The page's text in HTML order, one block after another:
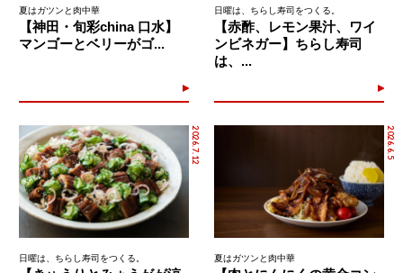
夏はガツンと肉中華
【神田・旬彩china 口水】
マンゴーとベリーがゴ...
日曜は、ちらし寿司をつくる。
【赤酢、レモン果汁、ワイ
ンビネガー】ちらし寿司
は、...
2026.7.12
日曜は、ちらし寿司をつくる。
2026.6.5
夏はガツンと肉中華